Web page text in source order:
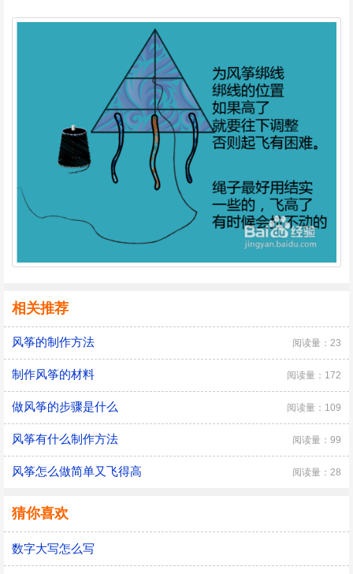
相关推荐
风筝的制作方法 阅读量：23
制作风筝的材料 阅读量：172
做风筝的步骤是什么 阅读量：109
风筝有什么制作方法 阅读量：99
风筝怎么做简单又飞得高 阅读量：28
猜你喜欢
数字大写怎么写